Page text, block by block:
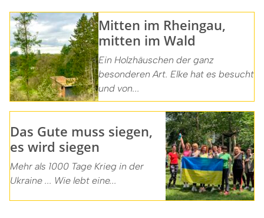
Mitten im Rheingau,
mitten im Wald
Ein Holzhäuschen der ganz
besonderen Art. Elke hat es besucht
und von...
Das Gute muss siegen,
es wird siegen
Mehr als 1000 Tage Krieg in der
Ukraine ... Wie lebt eine...